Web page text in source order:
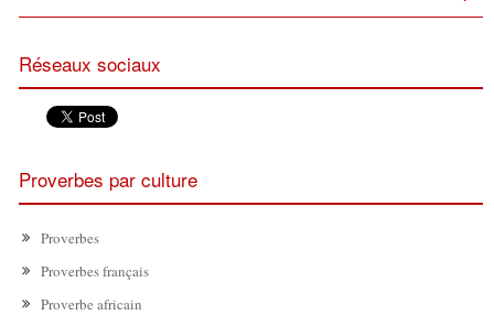
Réseaux sociaux
Proverbes par culture
Proverbes
Proverbes français
Proverbe africain